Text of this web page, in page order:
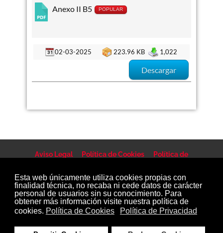
Esta web únicamente utiliza cookies propias con
finalidad técnica, no recaba ni cede datos de carácter
personal de usuarios sin su conocimiento. Para
obtener más información visite nuestra política de
cookies. Política de Cookies Política de Privacidad
Anexo II B5 POPULAR
02-03-2025 223.96 KB 1,022
Descargar
Aviso Legal Política de Cookies
Política de
Copyright © 2007 - 2025, Ayuntamiento de Tijarafe.